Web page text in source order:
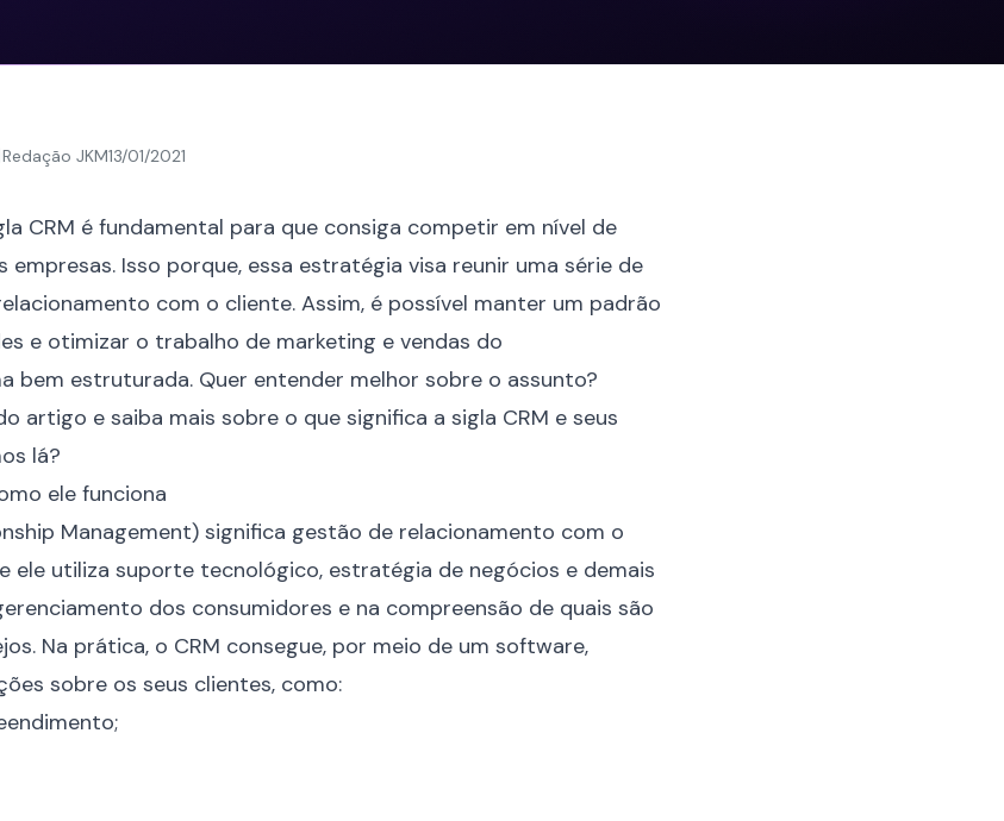
Redação JKM13/01/2021
CRM é fundamental para que consiga competir em nível de
empresas. Isso porque, essa estratégia visa reunir uma série de
com o cliente. Assim, é possível manter um padrão
e otimizar o trabalho de marketing e vendas do
bem estruturada. Quer entender melhor sobre o assunto?
artigo e saiba mais sobre o que significa a sigla CRM e seus
lá?
ele funciona
Management) significa gestão de relacionamento com o
ele utiliza suporte tecnológico, estratégia de negócios e demais
dos consumidores e na compreensão de quais são
Na prática, o CRM consegue, por meio de um software,
sobre os seus clientes, como: